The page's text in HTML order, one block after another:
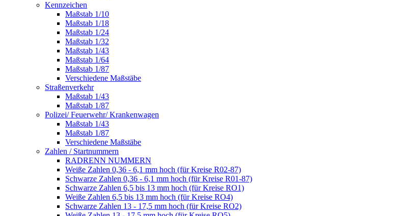
Kennzeichen
Maßstab 1/10
Maßstab 1/18
Maßstab 1/24
Maßstab 1/32
Maßstab 1/43
Maßstab 1/64
Maßstab 1/87
Verschiedene Maßstäbe
Straßenverkehr
Maßstab 1/43
Maßstab 1/87
Polizei/ Feuerwehr/ Krankenwagen
Maßstab 1/43
Maßstab 1/87
Verschiedene Maßstäbe
Zahlen / Startnummern
RADRENN NUMMERN
Weiße Zahlen 0,36 - 6,1 mm hoch (für Kreise R02-87)
Schwarze Zahlen 0,36 - 6,1 mm hoch (für Kreise R01-87)
Schwarze Zahlen 6,5 bis 13 mm hoch (für Kreise RO1)
Weiße Zahlen 6,5 bis 13 mm hoch (für Kreise RO4)
Schwarze Zahlen 13 - 17,5 mm hoch (für Kreise RO2)